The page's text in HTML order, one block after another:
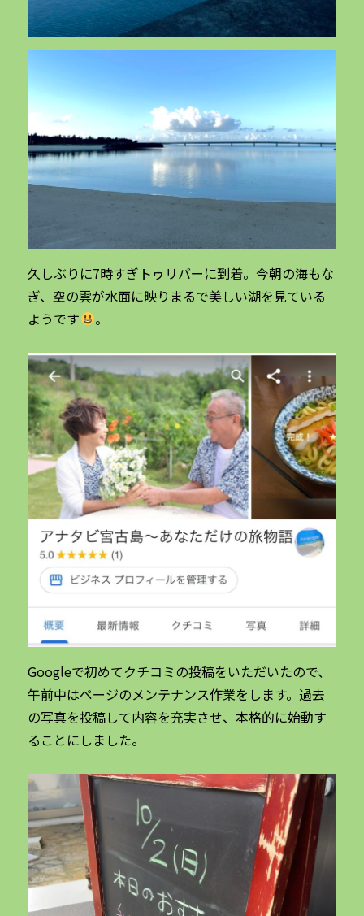
久しぶりに7時すぎトゥリバーに到着。今朝の海もな
ぎ、空の雲が水面に映りまるで美しい湖を見ている
ようです
。
Googleで初めてクチコミの投稿をいただいたので、
午前中はページのメンテナンス作業をします。過去
の写真を投稿して内容を充実させ、本格的に始動す
ることにしました。